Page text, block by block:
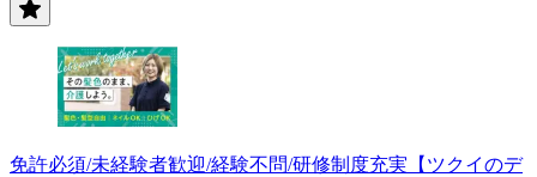
免許必須/未経験者歓迎/経験不問/研修制度充実【ツクイのデ